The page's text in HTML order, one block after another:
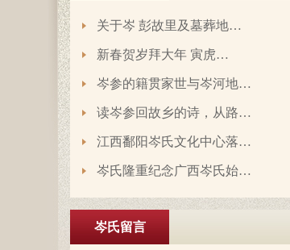
关于岑 彭故里及墓葬地…
新春贺岁拜大年 寅虎…
岑参的籍贯家世与岑河地…
读岑参回故乡的诗，从路…
江西鄱阳岑氏文化中心落…
岑氏隆重纪念广西岑氏始…
岑氏留言
湖南永州江华岭东一带散布着岑氏，因为
文革时期族谱被毁，但是按照广西西林字
辈排序，不知道我们是哪里来的了，老一
入21世纪后，没联系了……有没有人考证
岑氏亲人们，大家好！我是岑卫东，是文
化大革命时代的“产物”。机缘巧合吧，终
于能在这里见到如此多的岑氏亲人们围聚